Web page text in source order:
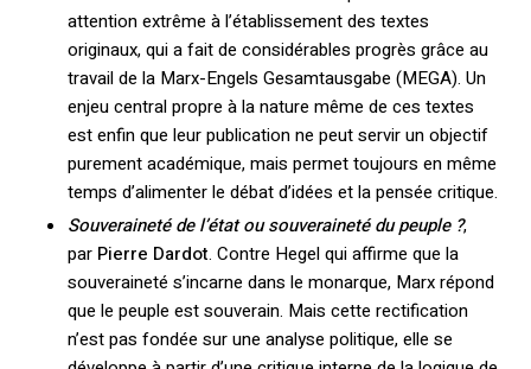
attention extrême à l’établissement des textes
originaux, qui a fait de considérables progrès grâce au
travail de la Marx-Engels Gesamtausgabe (MEGA). Un
enjeu central propre à la nature même de ces textes
est enfin que leur publication ne peut servir un objectif
purement académique, mais permet toujours en même
temps d’alimenter le débat d’idées et la pensée critique.
Souveraineté de l’état ou souveraineté du peuple ?,
par Pierre Dardot. Contre Hegel qui affirme que la
souveraineté s’incarne dans le monarque, Marx répond
que le peuple est souverain. Mais cette rectification
n’est pas fondée sur une analyse politique, elle se